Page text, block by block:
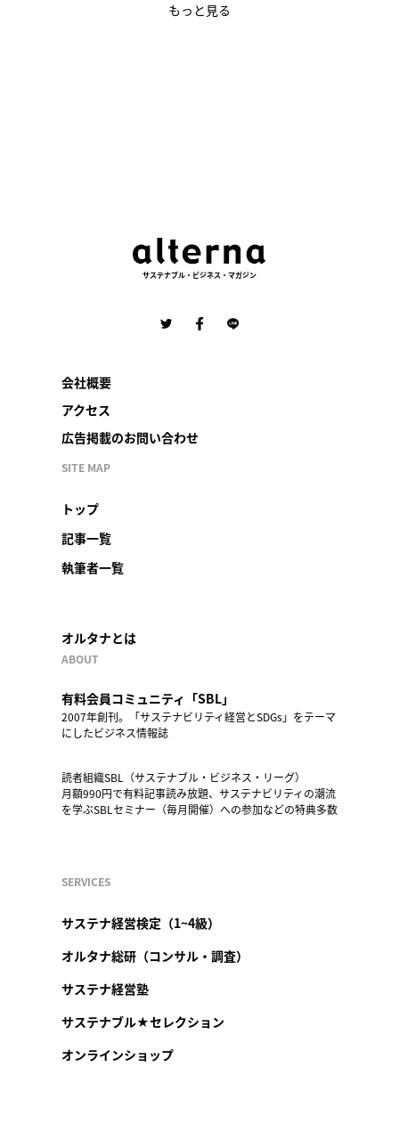
もっと見る
サステナブル・ビジネス・マガジン
会社概要
アクセス
広告掲載のお問い合わせ
SITE MAP
トップ
記事一覧
執筆者一覧
オルタナとは
ABOUT
有料会員コミュニティ「SBL」
2007年創刊。「サステナビリティ経営とSDGs」をテーマ
にしたビジネス情報誌
読者組織SBL（サステナブル・ビジネス・リーグ）
月額990円で有料記事読み放題、サステナビリティの潮流
を学ぶSBLセミナー（毎月開催）への参加などの特典多数
SERVICES
サステナ経営検定（1~4級）
オルタナ総研（コンサル・調査）
サステナ経営塾
サステナブル★セレクション
オンラインショップ